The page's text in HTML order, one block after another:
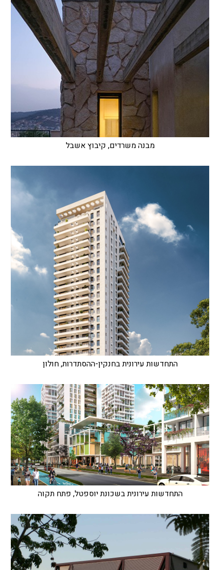
מבנה משרדים, קיבוץ אשבל
התחדשות עירונית בחנקין-ההסתדרות, חולון
התחדשות עירונית בשכונת יוספטל, פתח תקוה